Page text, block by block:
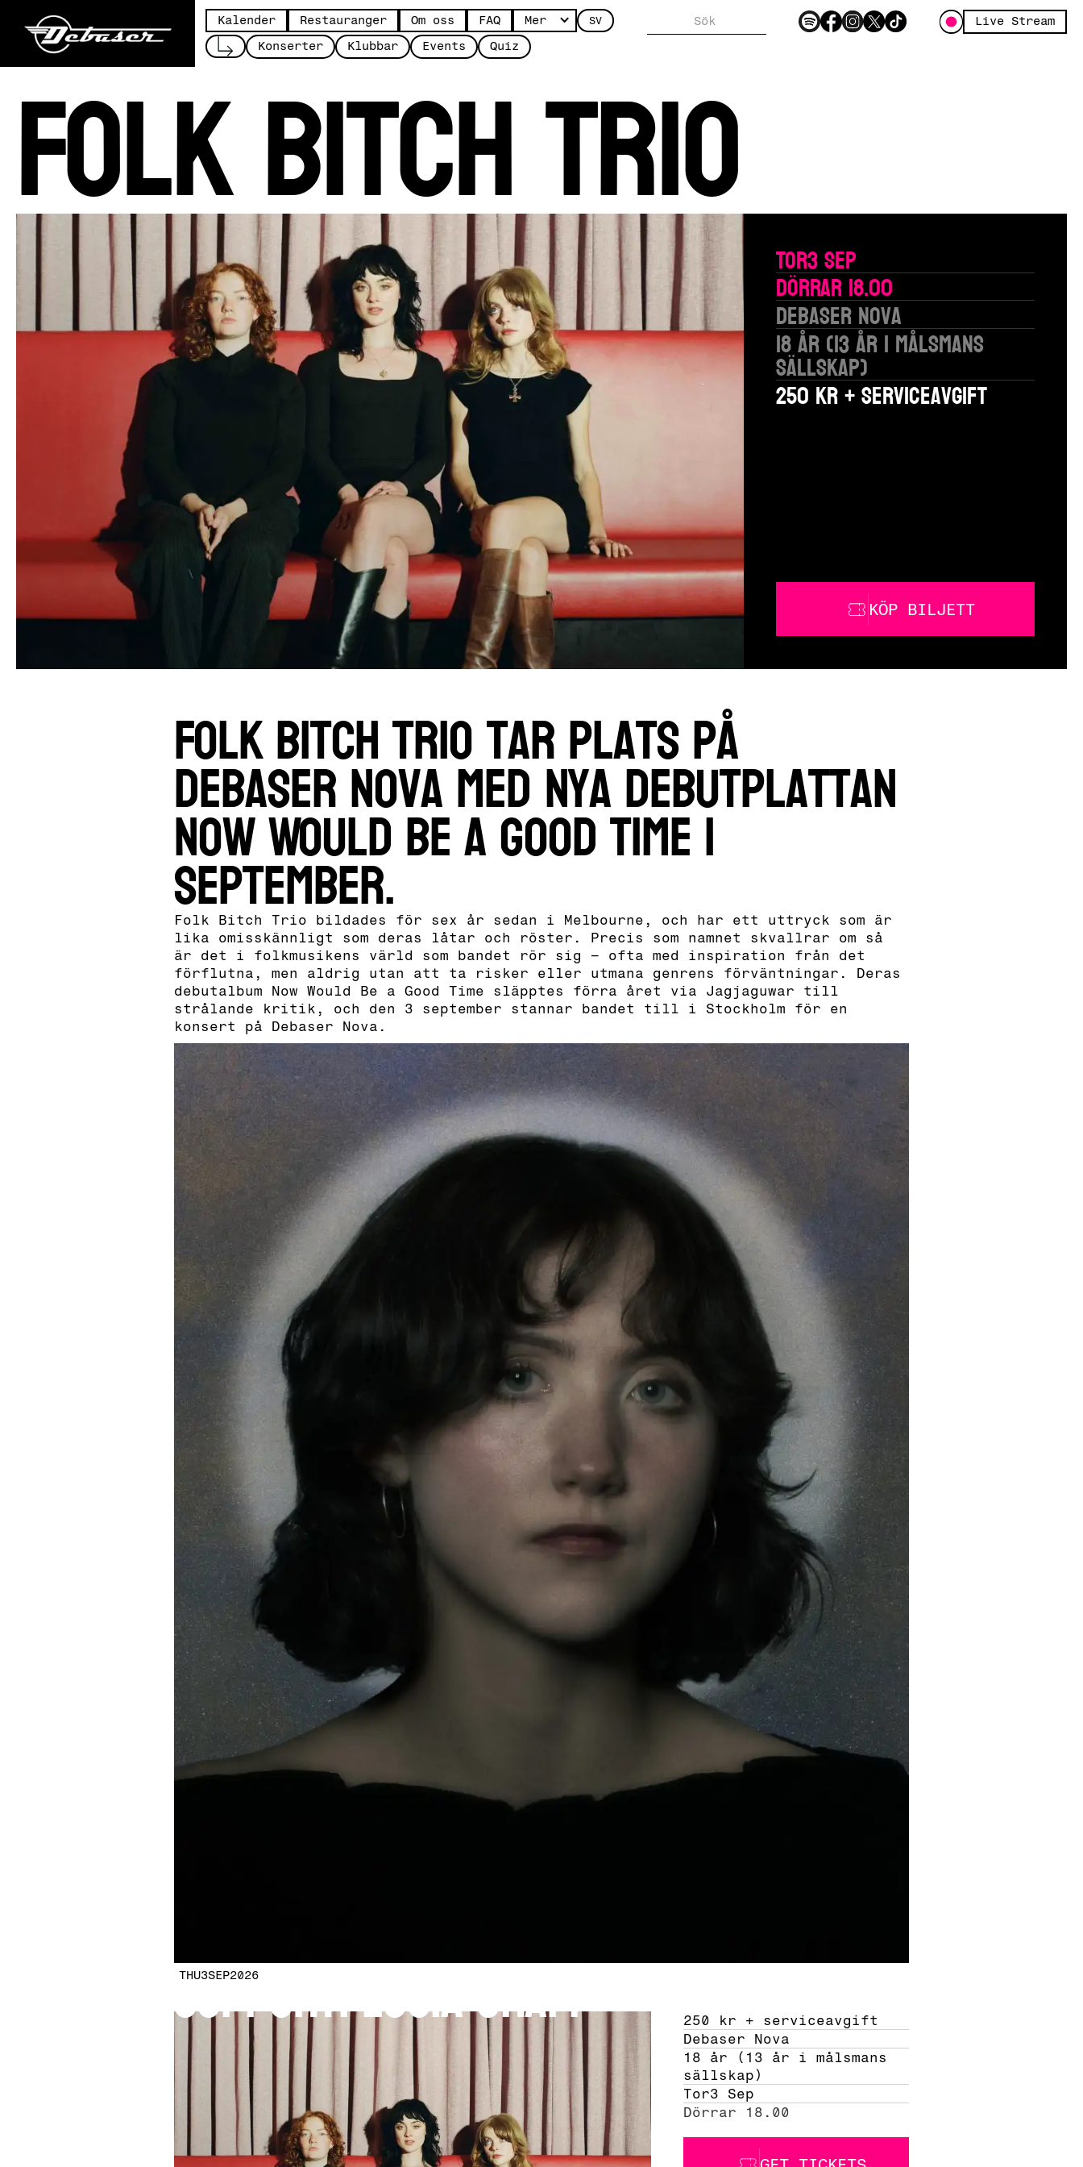
Kalender Restauranger Om oss FAQ Mer SV
Live Stream
Konserter
Klubbar Events Quiz
Folk Bitch Trio Tor3 Sep
Dörrar 18.00
Debaser Nova
18 år (13 år i målsmans
sällskap)
250 kr + serviceavgift
KÖP BILJETT
Folk Bitch Trio tar plats på
Debaser Nova med nya debutplattan
Now Would Be a Good Time i
september.
Folk Bitch Trio bildades för sex år sedan i Melbourne, och har ett uttryck som är
lika omisskännligt som deras låtar och röster. Precis som namnet skvallrar om så
är det i folkmusikens värld som bandet rör sig – ofta med inspiration från det
förflutna, men aldrig utan att ta risker eller utmana genrens förväntningar. Deras
debutalbum Now Would Be a Good Time släpptes förra året via Jagjaguwar till
strålande kritik, och den 3 september stannar bandet till i Stockholm för en
konsert på Debaser Nova.
THU3SEP2026
SUPPORT: Lucia Graff
250 kr + serviceavgift
Debaser Nova
18 år (13 år i målsmans
sällskap)
Tor3 Sep
Dörrar 18.00